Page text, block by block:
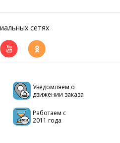
сетях
Уведомляем о
движении заказа
Работаем с
2011 года